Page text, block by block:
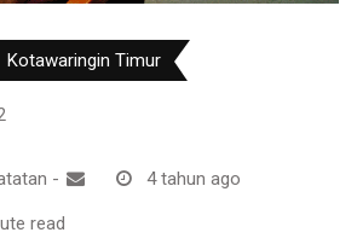
Kotawaringin Timur
- 4 tahun ago
read